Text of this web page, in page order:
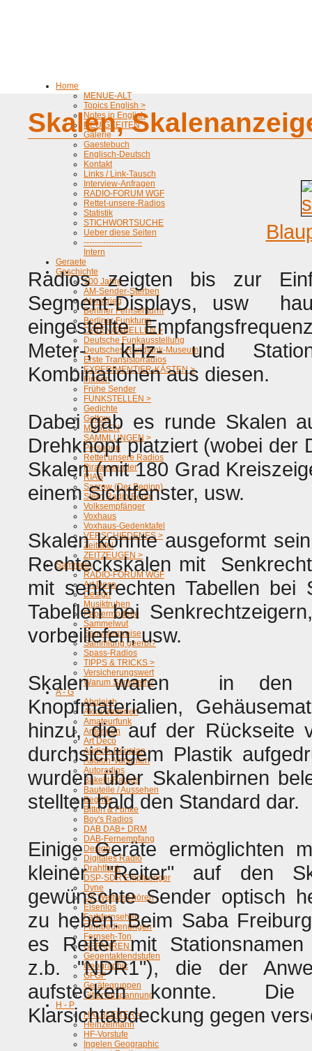
Home
MENUE-ALT
Topics English >
Notes in English
NEUIGKEITEN
Galerie
Gaestebuch
Englisch-Deutsch
Kontakt
Links / Link-Tausch
Interview-Anfragen
RADIO-FORUM WGF
Rettet-unsere-Radios
Statistik
STICHWORTSUCHE
Ueber diese Seiten
---------------------
Intern
Geraete
Geschichte
100 Jahre
AM-Sender-Sterben
Atomkrieg
Berliner Fernsehturm
Berliner Funkturm
DATEN/TABELLEN >
Deutsche Funkausstellung
Deutsches Rundfunk-Museum
Erste Transistorradios
EXPERIMENTIER-KÄSTEN >
Firmen
Frühe Sender
FUNKSTELLEN >
Gedichte
Geltow
MUSEEN
SAMMLUNGEN >
Personen
Rettet unsere Radios
Piratensender
RIAS
Sacrow (Der Beginn)
Stern Radio Berlin
Volksempfänger
Voxhaus
Voxhaus-Gedenktafel
VERSCHIEDENES >
Zeittafel
ZEITZEUGEN >
Sammeln
RADIO-FORUM WGF
Art Deco
Design
Musiktruhen
Papiermodelle
Sammelwut
Sammlerpreise
Sammlung geerbt?
Spass-Radios
TIPPS & TRICKS >
Versicherungswert
Warum Sammeln?
A - G
Abgleich
Akku/Batterien
Amateurfunk
Antennen
Art Deco
Audion-Bauplan
Audion-Varianten
Autoradios
Bakelit-Radios
Bauteile / Aussehen
Begriffe
Bittorf & Funke
Boy's Radios
DAB DAB+ DRM
DAB-Fernempfang
Design
Digitales Radio
Drahtfunk
DSP-SDR Empfaenger
Dyne
DX Weltweit hören
Eisenlos
Farbfernsehen
Fernbedienungen
Fernseh-Ton
GEFAHREN !
Gegentaktendstufen
Geographic
GFGF
Gerätegruppen
Gittervorspannung
H - P
HALBLEITER >
Heinzelmann
HF-Vorstufe
Ingelen Geographic
Skalen,
Radios zeigten bis zur
Segment-Displays, usw
eingestellte
Meter-, kHz- und
Kombinationen aus diesen.
Dabei gab es runde Skalen
Drehknopf platziert (wobei der
Skalen (mit 180 Grad
einem Sichtfenster, usw.
Skalen konnte ausgeformt
Rechteckskalen mit
mit senkrechten Tabellen
Tabellen bei
vorbeiliefen, usw.
Skalen waren in den
Knopfmaterialien,
hinzu, die auf der Rückseite
durchsichtigem Plastik
wurden über Skalenbirnen
stellten bald den Standard dar.
Einige Geräte ermöglichten
kleiner "Reiter" auf den
gewünschte Sender optisch
zu heben. Beim Saba
es Reiter mit
z.b. "NDR1"), die der
aufstecken konnte. Die
Klarsichtabdeckung gegen